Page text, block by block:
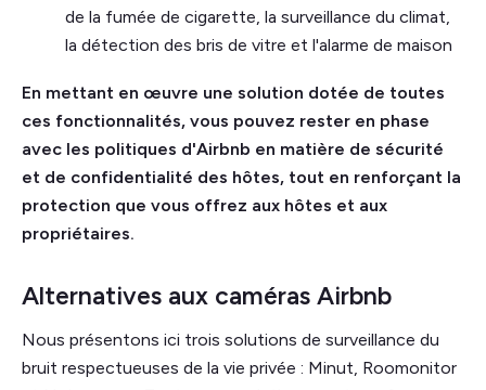
de la fumée de cigarette, la surveillance du climat,
la détection des bris de vitre et l'alarme de maison
En mettant en œuvre une solution dotée de toutes
ces fonctionnalités, vous pouvez rester en phase
avec les politiques d'Airbnb en matière de sécurité
et de confidentialité des hôtes, tout en renforçant la
protection que vous offrez aux hôtes et aux
propriétaires.
Alternatives aux caméras Airbnb
Nous présentons ici trois solutions de surveillance du
bruit respectueuses de la vie privée : Minut, Roomonitor